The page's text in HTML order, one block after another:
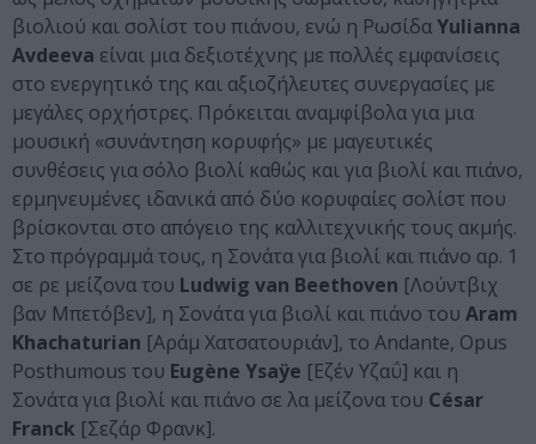
βιολιού και σολίστ του πιάνου, ενώ η ΡωσίδαYulianna
Avdeeva είναι μια δεξιοτέχνης με πολλές εμφανίσεις
στο ενεργητικό της και αξιοζήλευτες συνεργασίες με
μεγάλες ορχήστρες. Πρόκειται αναμφίβολα για μια
μουσική «συνάντηση κορυφής» με μαγευτικές
συνθέσεις για σόλο βιολί καθώς και για βιολί και πιάνο,
ερμηνευμένες ιδανικά από δύο κορυφαίες σολίστ που
βρίσκονται στο απόγειο της καλλιτεχνικής τους ακμής.
Στο πρόγραμμά τους, η Σονάτα για βιολί και πιάνο αρ. 1
σε ρε μείζονα του Ludwig van Beethoven [Λούντβιχ
βαν Μπετόβεν], η Σονάτα για βιολί και πιάνο του Aram
Khachaturian [Αράμ Χατσατουριάν], το Andante, Οpus
Posthumous του Eugène Ysaÿe [Εζέν Υζαΰ] και η
Σονάτα για βιολί και πιάνο σε λα μείζονα του César
Franck [Σεζάρ Φρανκ].